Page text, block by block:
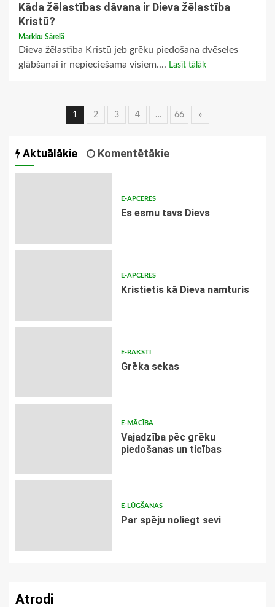
Kāda žēlastības dāvana ir Dieva žēlastība
Kristū?
Markku Särelä
Dieva žēlastība Kristū jeb grēku piedošana dvēseles
glābšanai ir nepieciešama visiem.... Lasīt tālāk
Ziņu
1 2 3 4 … 66 »
Aktuālākie Komentētākie
E-APCERES
Es esmu tavs Dievs
E-APCERES
Kristietis kā Dieva namturis
E-RAKSTI
Grēka sekas
E-MĀCĪBA
Vajadzība pēc grēku
piedošanas un ticības
E-LŪGŠANAS
Par spēju noliegt sevi
Atrodi